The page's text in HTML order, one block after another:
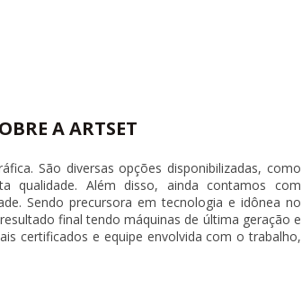
A ARTSET
São diversas opções disponibilizadas, como
qualidade. Além disso, ainda contamos com
Sendo precursora em tecnologia e idônea no
final tendo máquinas de última geração e
certificados e equipe envolvida com o trabalho,